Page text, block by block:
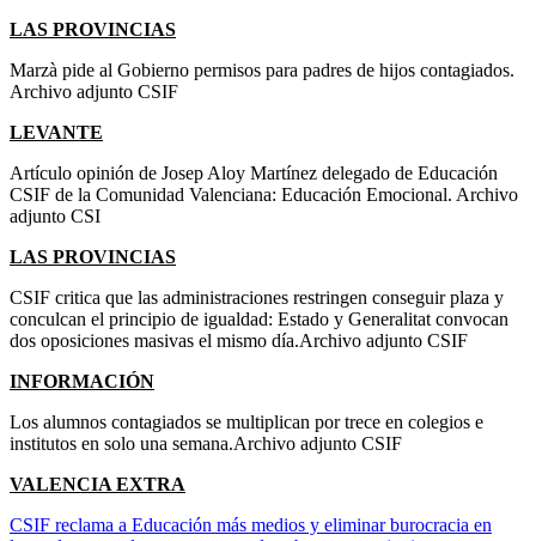
LAS PROVINCIAS
Marzà pide al Gobierno permisos para padres de hijos contagiados.
Archivo adjunto CSIF
LEVANTE
Artículo opinión de Josep Aloy Martínez delegado de Educación
CSIF de la Comunidad Valenciana: Educación Emocional. Archivo
adjunto CSI
LAS PROVINCIAS
CSIF critica que las administraciones restringen conseguir plaza y
conculcan el principio de igualdad: Estado y Generalitat convocan
dos oposiciones masivas el mismo día.Archivo adjunto CSIF
INFORMACIÓN
Los alumnos contagiados se multiplican por trece en colegios e
institutos en solo una semana.Archivo adjunto CSIF
VALENCIA EXTRA
CSIF reclama a Educación más medios y eliminar burocracia en